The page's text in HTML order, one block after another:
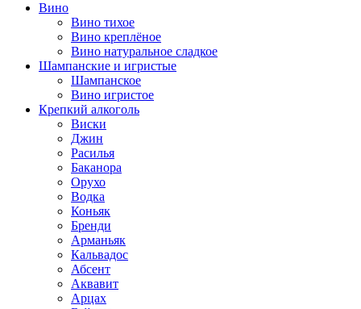
Вино
Вино тихое
Вино креплёное
Вино натуральное сладкое
Шампанские и игристые
Шампанское
Вино игристое
Крепкий алкоголь
Виски
Джин
Расилья
Баканора
Орухо
Водка
Коньяк
Бренди
Арманьяк
Кальвадос
Абсент
Аквавит
Арцах